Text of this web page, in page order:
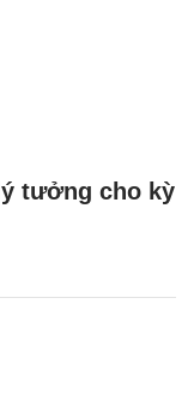
tưởng cho kỳ